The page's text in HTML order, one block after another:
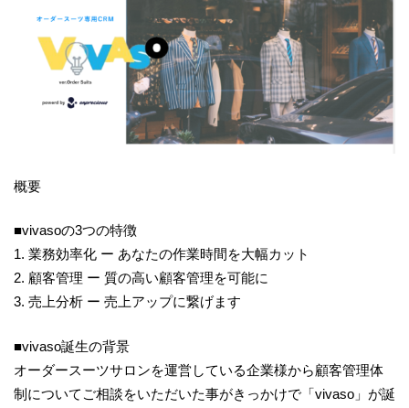
概要
■vivasoの3つの特徴
1. 業務効率化 ー あなたの作業時間を大幅カット
2. 顧客管理 ー 質の高い顧客管理を可能に
3. 売上分析 ー 売上アップに繋げます
■vivaso誕生の背景
オーダースーツサロンを運営している企業様から顧客管理体
制についてご相談をいただいた事がきっかけで「vivaso」が誕